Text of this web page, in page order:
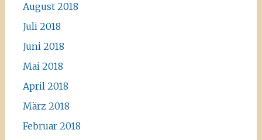
August 2018
Juli 2018
Juni 2018
Mai 2018
April 2018
März 2018
Februar 2018